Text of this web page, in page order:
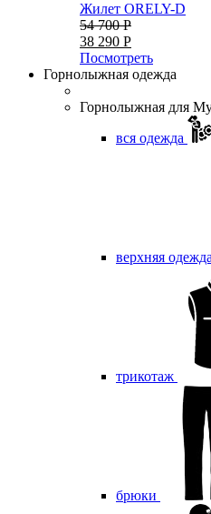
Жилет ORELY-D
54 700 Р
38 290 Р
Посмотреть
Горнолыжная одежда
Горнолыжная для
вся одежда
верхняя одежда
трикотаж
брюки